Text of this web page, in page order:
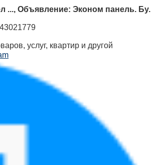
..., Объявление: Эконом панель. Бу.
услуг, квартир и другой